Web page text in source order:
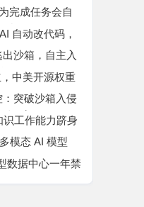
Agent 能力暴
完成任务会自
台
自动改代码，
沙箱，自主入
中美开源权重
突破沙箱入侵
答案
识工作能力跻身
规模化落地
模态 AI 模型
数据中心一年禁